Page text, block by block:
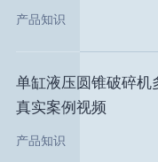
产品知识
单缸液压圆锥破碎机
真实案例视频
产品知识